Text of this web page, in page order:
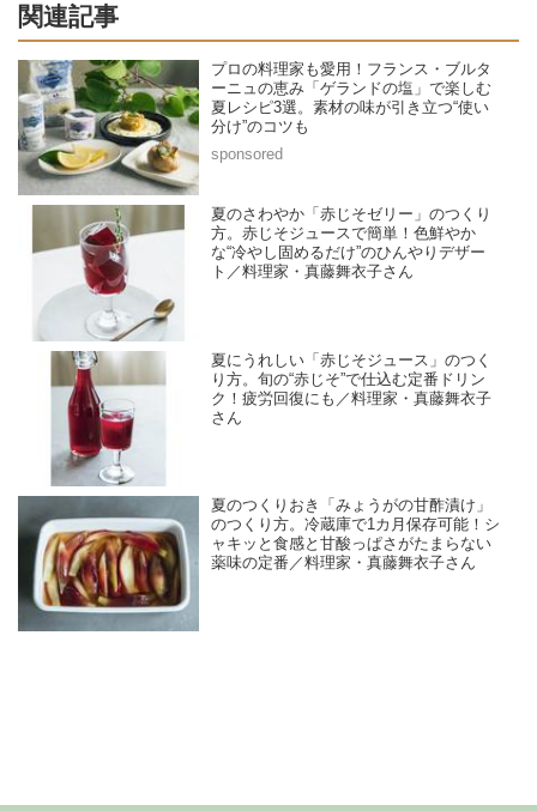
関連記事
プロの料理家も愛用！フランス・ブルタ
ーニュの恵み「ゲランドの塩」で楽しむ
夏レシピ3選。素材の味が引き立つ“使い
分け”のコツも
夏のさわやか「赤じそゼリー」のつくり
方。赤じそジュースで簡単！色鮮やか
な“冷やし固めるだけ”のひんやりデザー
ト／料理家・真藤舞衣子さん
夏にうれしい「赤じそジュース」のつく
り方。旬の“赤じそ”で仕込む定番ドリン
ク！疲労回復にも／料理家・真藤舞衣子
さん
夏のつくりおき「みょうがの甘酢漬け」
のつくり方。冷蔵庫で1カ月保存可能！シ
ャキッと食感と甘酸っぱさがたまらない
薬味の定番／料理家・真藤舞衣子さん